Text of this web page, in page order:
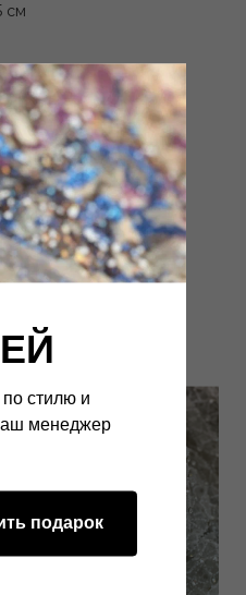
см
стилю и
менеджер
подарок